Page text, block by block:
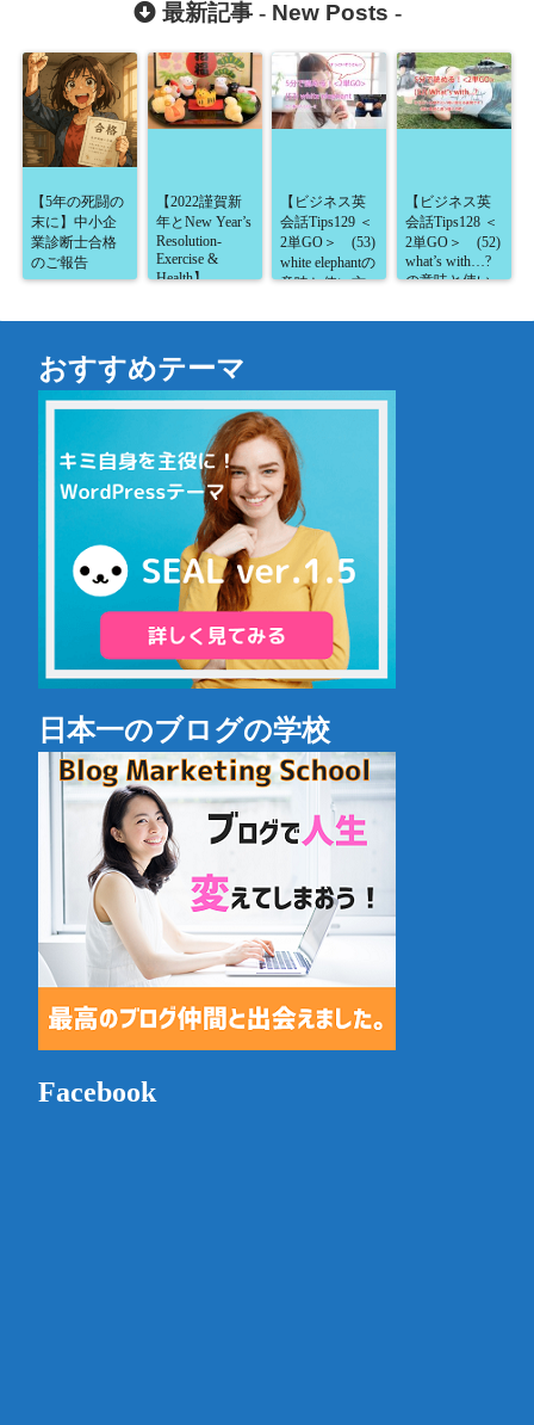
better.’と言われ
いう意味？
～】
最新記事 - New Posts -
【5年の死闘の
末に】中小企
業診断士合格
のご報告
【2022謹賀新
年とNew Year’s
Resolution-
Exercise &
Health】
【ビジネス英
会話Tips129 ＜
2単GO＞ (53)
white elephantの
意味と使い方
る！】
【ビジネス英
会話Tips128 ＜
2単GO＞ (52)
what’s with…?
の意味と使い
る！】
おすすめテーマ
日本一のブログの学校
Facebook